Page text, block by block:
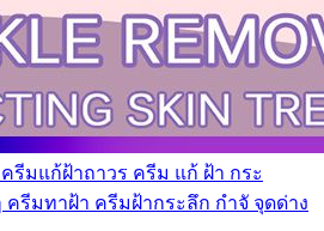
รีมแก้ฝ้าถาวร ครีม แก้ ฝ้า กระ
ครีมทาฝ้า ครีมฝ้ากระลึก กำจั จุดด่าง